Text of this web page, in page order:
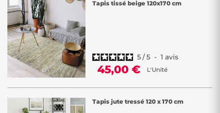
Tapis tissé beige 120x170 cm
5/5 - 1 avis
45,00 € L'Unité
Tapis jute tressé 120 x 170 cm